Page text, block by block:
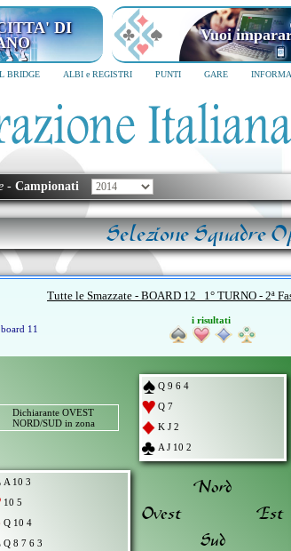
DI
Vuoi
BRIDGE ALBI e REGISTRI PUNTI GARE
- Campionati
Selezione Squadre
Tutte le Smazzate - BOARD 12 1° TURNO - 2ª
board 11
i risultati
Dichiarante OVEST
NORD/SUD in zona
Q 9 6 4
Q 7
K J 2
A J 10 2
A 10 3
10 5
Q 10 4
Q 8 7 6 3
Nord
Ovest
Est
Sud